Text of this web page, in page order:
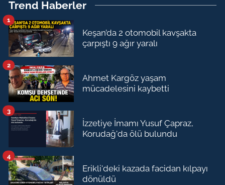
Trend Haberler
Keşan’da 2 otomobil kavşakta
çarpıştı 9 ağır yaralı
1
Ahmet Kargöz yaşam
mücadelesini kaybetti
2
İzzetiye İmamı Yusuf Çapraz,
Korudağ'da ölü bulundu
3
Erikli'deki kazada facidan kılpayı
dönüldü
4